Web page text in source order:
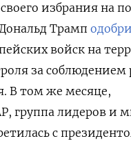
избрания на
Трамп
войск на
за
В том же месяце,
группа лидеров и
с